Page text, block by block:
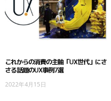
これからの消費の主軸「UX世代」にさ
さる話題のUX事例7選
2022年4月15日